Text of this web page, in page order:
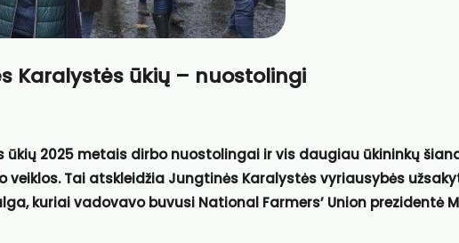
Karalystės ūkių – nuostolingi
ūkių 2025 metais dirbo nuostolingai ir vis daugiau ūkininkų
veiklos. Tai atskleidžia Jungtinės Karalystės vyriausybės
kuriai vadovavo buvusi National Farmers’ Union prezidentė